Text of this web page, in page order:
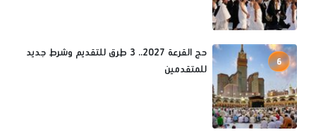
6
حج القرعة 2027.. 3 طرق للتقديم وشرط جديد
للمتقدمين